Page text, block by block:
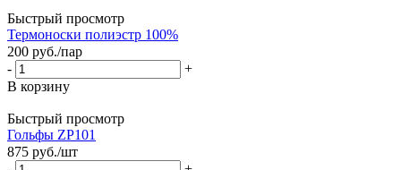
Быстрый просмотр
Термоноски полиэстр 100%
200 руб./пар
-
+
В корзину
Быстрый просмотр
Гольфы ZP101
875 руб./шт